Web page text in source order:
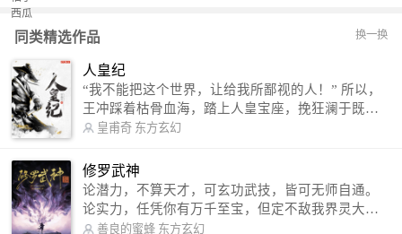
同类精选作品 换一换
人皇纪
“我不能把这个世界，让给我所鄙视的人！” 所以，
王冲踩着枯骨血海，踏上人皇宝座，挽狂澜于既
倒，扶大厦之将倾，成就了一段无上的传说！ 微信
微博：皇甫奇（地址：http://weibo.com/u/25284575
87） QQ交流群：320238210【普通群】 574501330
【VIP订阅群】 欢迎大家关注。
皇甫奇 东方玄幻
修罗武神
论潜力，不算天才，可玄功武技，皆可无师自通。
论实力，任凭你有万千至宝，但定不敌我界灵大
军。 我是谁？天下众生视我为修罗，却不知，我以善良的蜜蜂 东方玄幻